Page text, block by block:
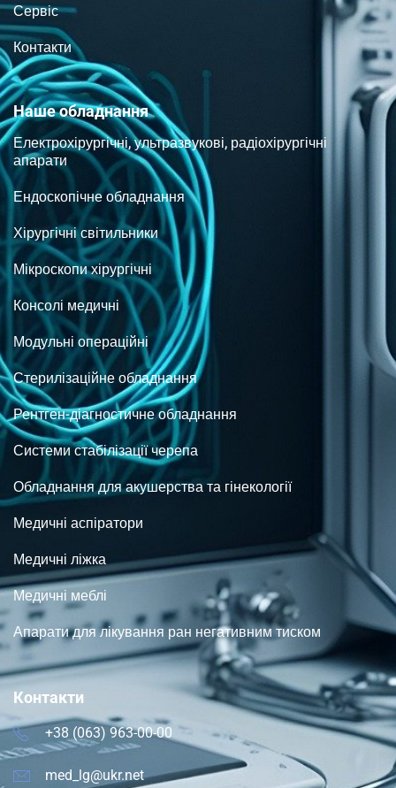
Сервіс
Контакти
Наше обладнання
Електрохірургічні, ультразвукові, радіохірургічні
апарати
Ендоскопічне обладнання
Хірургічні світильники
Мікроскопи хірургічні
Консолі медичні
Модульні операційні
Стерилізаційне обладнання
Рентген-діагностичне обладнання
Системи стабілізації черепа
Обладнання для акушерства та гінекології
Медичні аспіратори
Медичні ліжка
Медичні меблі
Апарати для лікування ран негативним тиском
Контакти
+38 (063) 963-00-00
med_lg@ukr.net